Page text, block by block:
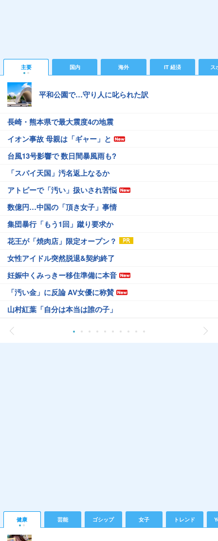
主要 国内 海外 IT 経済 ス
平和公園で…守り人に叱られた訳
長崎・熊本県で最大震度4の地震
イオン事故 母親は「ギャー」と
台風13号影響で 数日間暴風雨も?
「スパイ天国」汚名返上なるか
アトピーで「汚い」扱いされ苦悩
数億円…中国の「頂き女子」事情
集団暴行「もう1回」蹴り要求か
花王が「焼肉店」限定オープン？
女性アイドル突然脱退&契約終了
妊娠中くみっきー移住準備に本音
「汚い金」に反論 AV女優に称賛
山村紅葉「自分は本当は誰の子」
健康 芸能 ゴシップ 女子 トレンド